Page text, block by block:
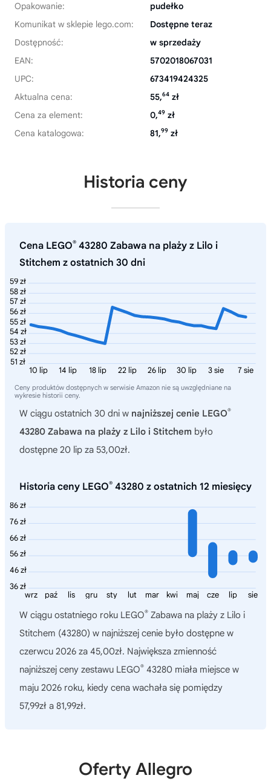
Opakowanie:
pudełko
Komunikat w sklepie lego.com:
Dostępne teraz
Dostępność:
w sprzedaży
EAN:
5702018067031
UPC:
673419424325
Aktualna cena:
55,64 zł
Cena za element:
0,49 zł
Cena katalogowa:
81,99 zł
Historia ceny
Cena LEGO® 43280 Zabawa na plaży z Lilo i
Stitchem z ostatnich 30 dni
59 zł
58 zł
57 zł
56 zł
55 zł
54 zł
53 zł
52 zł
51 zł
7 sie
3 sie
30 lip
26 lip
22 lip
18 lip
14 lip
10 lip
Ceny produktów dostępnych w serwisie Amazon nie są uwzględniane na
wykresie historii ceny.
W ciągu ostatnich 30 dni w najniższej cenie LEGO®
43280 Zabawa na plaży z Lilo i Stitchem było
dostępne 20 lip za 53,00zł.
Historia ceny LEGO® 43280 z ostatnich 12 miesięcy
86 zł
76 zł
66 zł
56 zł
46 zł
36 zł
sie
lip
cze
maj
kwi
mar
lut
sty
gru
lis
paź
wrz
W ciągu ostatniego roku LEGO® Zabawa na plaży z Lilo i
Stitchem (43280) w najniższej cenie było dostępne w
czerwcu 2026 za 45,00zł. Największa zmienność
najniższej ceny zestawu LEGO® 43280 miała miejsce w
maju 2026 roku, kiedy cena wachała się pomiędzy
57,99zł a 81,99zł.
Oferty Allegro